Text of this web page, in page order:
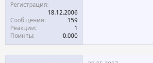
Регистрация
18.12.2006
Сообщения
159
Реакции
1
Поинты
0.000